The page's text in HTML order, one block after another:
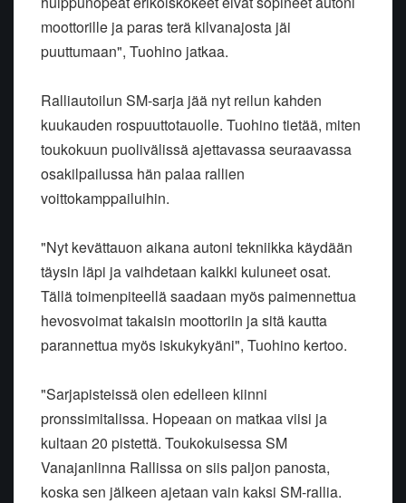
moottorille ja paras terä kilvanajosta jäi
puuttumaan", Tuohino jatkaa.
Ralliautoilun SM-sarja jää nyt reilun kahden
kuukauden rospuuttotauolle. Tuohino tietää, miten
toukokuun puolivälissä ajettavassa seuraavassa
osakilpailussa hän palaa rallien
voittokamppailuihin.
"Nyt kevättauon aikana autoni tekniikka käydään
täysin läpi ja vaihdetaan kaikki kuluneet osat.
Tällä toimenpiteellä saadaan myös paimennettua
hevosvoimat takaisin moottoriin ja sitä kautta
parannettua myös iskukykyäni", Tuohino kertoo.
"Sarjapisteissä olen edelleen kiinni
pronssimitalissa. Hopeaan on matkaa viisi ja
kultaan 20 pistettä. Toukokuisessa SM
Vanajanlinna Rallissa on siis paljon panosta,
koska sen jälkeen ajetaan vain kaksi SM-rallia.